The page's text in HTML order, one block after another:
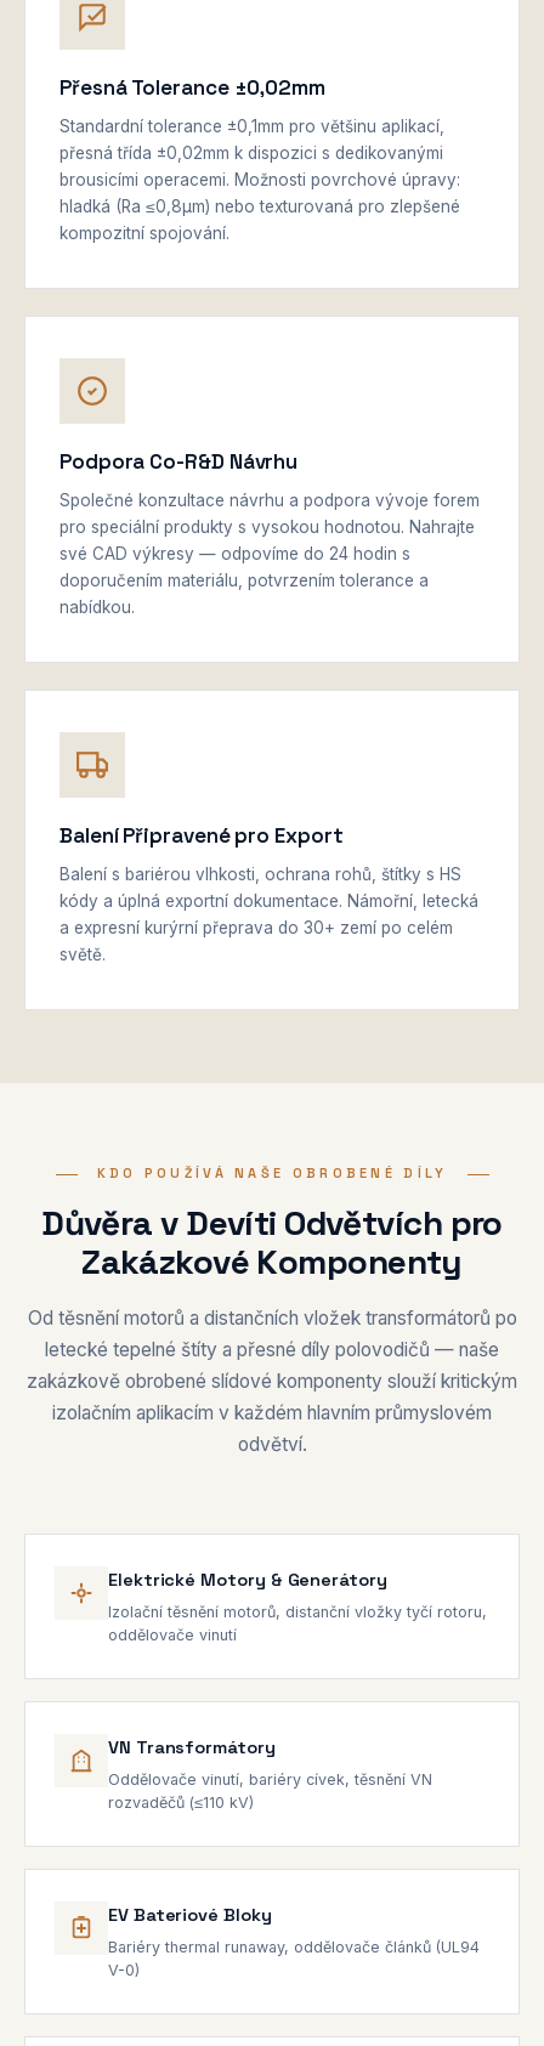
Přesná Tolerance ±0,02mm
Standardní tolerance ±0,1mm pro většinu aplikací,
přesná třída ±0,02mm k dispozici s dedikovanými
brousicími operacemi. Možnosti povrchové úpravy:
hladká (Ra ≤0,8μm) nebo texturovaná pro zlepšené
kompozitní spojování.
Podpora Co-R&D Návrhu
Společné konzultace návrhu a podpora vývoje forem
pro speciální produkty s vysokou hodnotou. Nahrajte
své CAD výkresy — odpovíme do 24 hodin s
doporučením materiálu, potvrzením tolerance a
nabídkou.
Balení Připravené pro Export
Balení s bariérou vlhkosti, ochrana rohů, štítky s HS
kódy a úplná exportní dokumentace. Námořní, letecká
a expresní kurýrní přeprava do 30+ zemí po celém
světě.
KDO POUŽÍVÁ NAŠE OBROBENÉ DÍLY
Důvěra v Devíti Odvětvích pro
Zakázkové Komponenty
Od těsnění motorů a distančních vložek transformátorů po
letecké tepelné štíty a přesné díly polovodičů — naše
zakázkově obrobené slídové komponenty slouží kritickým
izolačním aplikacím v každém hlavním průmyslovém
odvětví.
Elektrické Motory & Generátory
Izolační těsnění motorů, distanční vložky tyčí rotoru,
oddělovače vinutí
VN Transformátory
Oddělovače vinutí, bariéry cívek, těsnění VN
rozvaděčů (≤110 kV)
EV Bateriové Bloky
Bariéry thermal runaway, oddělovače článků (UL94
V-0)